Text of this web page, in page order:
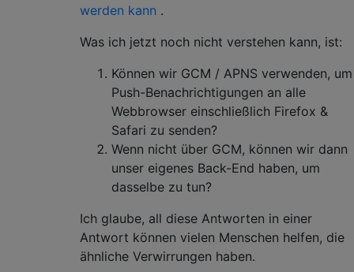
werden kann .
Was ich jetzt noch nicht verstehen kann, ist:
Können wir GCM / APNS verwenden, um
Push-Benachrichtigungen an alle
Webbrowser einschließlich Firefox &
Safari zu senden?
Wenn nicht über GCM, können wir dann
unser eigenes Back-End haben, um
dasselbe zu tun?
Ich glaube, all diese Antworten in einer
Antwort können vielen Menschen helfen, die
ähnliche Verwirrungen haben.